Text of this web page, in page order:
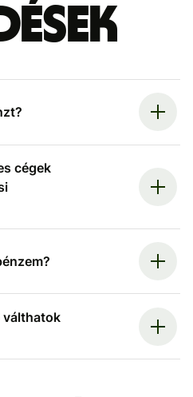
cégek
válthatok